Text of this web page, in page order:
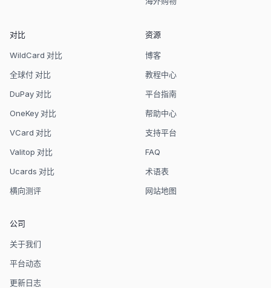
对比
WildCard 对比
全球付 对比
DuPay 对比
OneKey 对比
VCard 对比
Valitop 对比
Ucards 对比
横向测评
资源
博客
教程中心
平台指南
帮助中心
支持平台
FAQ
术语表
网站地图
公司
关于我们
平台动态
更新日志